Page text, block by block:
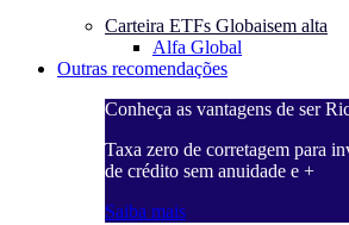
Carteira ETFs Globaisem alta
Alfa Global
Outras recomendações
Conheça as vantagens de ser
Taxa zero de corretagem para
de crédito sem anuidade e +
Saiba mais